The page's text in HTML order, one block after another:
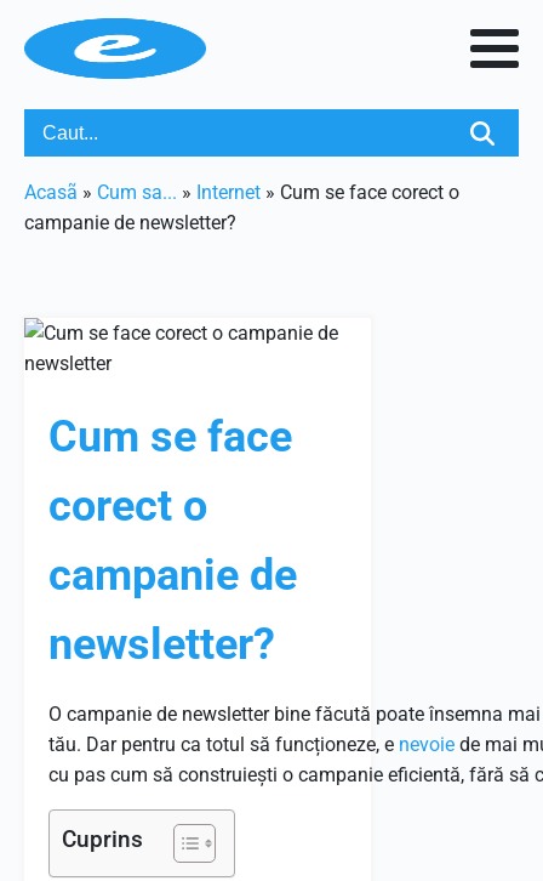
Acasã » Cum sa... » Internet » Cum se face corect o
campanie de newsletter?
Cum se face
corect o
campanie de
newsletter?
O campanie de newsletter bine făcută poate însemna
tău. Dar pentru ca totul să funcționeze, e nevoie de mai
cu pas cum să construiești o campanie eficientă, fără
Cuprins